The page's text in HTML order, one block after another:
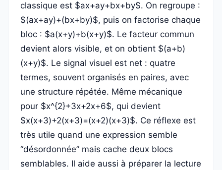
classique est $ax+ay+bx+by$. On regroupe :
$(ax+ay)+(bx+by)$, puis on factorise chaque
bloc : $a(x+y)+b(x+y)$. Le facteur commun
devient alors visible, et on obtient $(a+b)
(x+y)$. Le signal visuel est net : quatre
termes, souvent organisés en paires, avec
une structure répétée. Même mécanique
pour $x^{2}+3x+2x+6$, qui devient
$x(x+3)+2(x+3)=(x+2)(x+3)$. Ce réflexe est
très utile quand une expression semble
“désordonnée” mais cache deux blocs
semblables. Il aide aussi à préparer la lecture